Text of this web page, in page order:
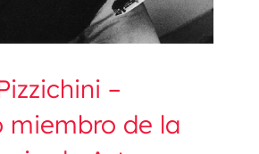
–
miembro de la